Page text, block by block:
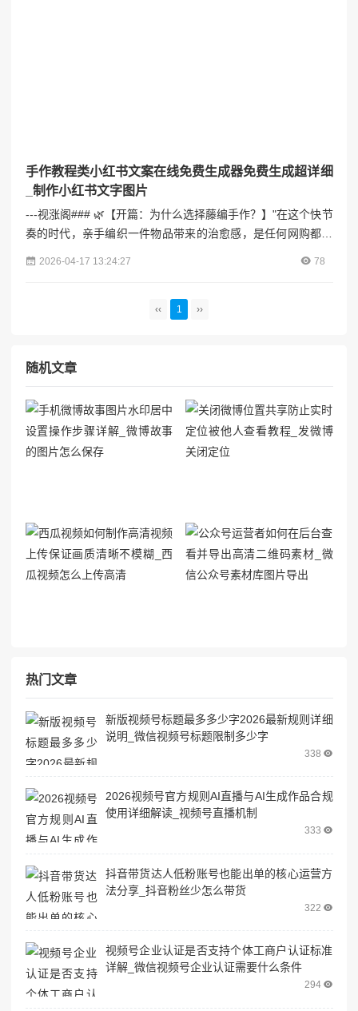
手作教程类小红书文案在线免费生成器免费生成超详细
_制作小红书文字图片
---视涨阁### 🌿【开篇：为什么选择藤编手作？】"在这个快节
奏的时代，亲手编织一件物品带来的治愈感，是任何网购都无
南+创意改造灵感，小白也能轻松上手！### 🛠️【材料清单+工
2026-04-17 13:24:27 78
‹‹ 1 ››
随机文章
热门文章
新版视频号标题最多多少字2026最新规则详细
说明_微信视频号标题限制多少字
338
2026视频号官方规则AI直播与AI生成作品合规
使用详细解读_视频号直播机制
333
抖音带货达人低粉账号也能出单的核心运营方
法分享_抖音粉丝少怎么带货
322
视频号企业认证是否支持个体工商户认证标准
详解_微信视频号企业认证需要什么条件
294